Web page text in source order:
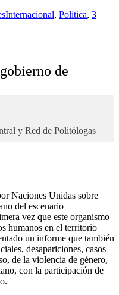
Internacional, Política, 3
de
y Red de Politólogas
Naciones Unidas sobre
del escenario
vez que este organismo
humanos en el territorio
un informe que también
desapariciones, casos
de la violencia de género,
con la participación de